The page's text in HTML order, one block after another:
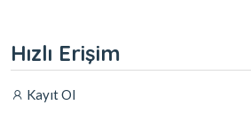
Hızlı Erişim
Kayıt Ol